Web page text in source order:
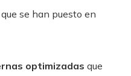
se han puesto en
optimizadas que